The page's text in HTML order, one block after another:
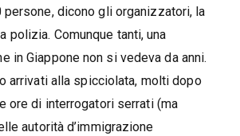
persone, dicono gli organizzatori, la
polizia. Comunque tanti, una
in Giappone non si vedeva da anni.
arrivati alla spicciolata, molti dopo
ore di interrogatori serrati (ma
autorità d’immigrazione